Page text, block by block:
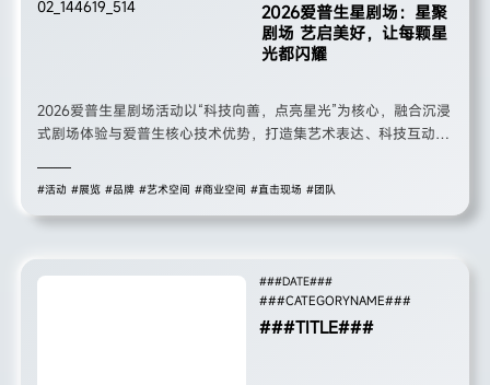
2026爱普生星剧场：星聚
剧场 艺启美好，让每颗星
光都闪耀
2026爱普生星剧场活动以“科技向善，点亮星光”为核心，融合沉浸
式剧场体验与爱普生核心技术优势，打造集艺术表达、科技互动、
术，打破传统观演边界，让参与者从旁观者变为体验者、创造者，
人类美好生活”的社会责任，成为科技与人文相融的暖心实践。
#活动 #展览 #品牌 #艺术空间 #商业空间 #直击现场 #团队
###DATE###
###CATEGORYNAME###
###TITLE###